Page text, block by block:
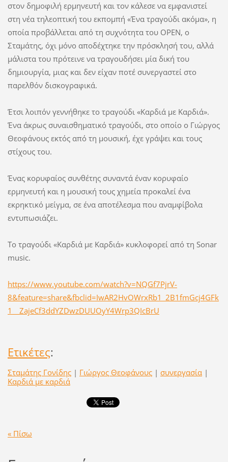
στον δημοφιλή ερμηνευτή και τον κάλεσε να εμφανιστεί
στη νέα τηλεοπτική του εκπομπή «Ένα τραγούδι ακόμα», η
οποία προβάλλεται από τη συχνότητα του OPEN, ο
Σταμάτης, όχι μόνο αποδέχτηκε την πρόσκλησή του, αλλά
μάλιστα του πρότεινε να τραγουδήσει μία δική του
δημιουργία, μιας και δεν είχαν ποτέ συνεργαστεί στο
παρελθόν δισκογραφικά.
Έτσι λοιπόν γεννήθηκε το τραγούδι «Καρδιά με Καρδιά».
Ένα άκρως συναισθηματικό τραγούδι, στο οποίο ο Γιώργος
Θεοφάνους εκτός από τη μουσική, έχε γράψει και τους
στίχους του.
Ένας κορυφαίος συνθέτης συναντά έναν κορυφαίο
ερμηνευτή και η μουσική τους χημεία προκαλεί ένα
εκρηκτικό μείγμα, σε ένα αποτέλεσμα που αναμφίβολα
εντυπωσιάζει.
Το τραγούδι «Καρδιά με Καρδιά» κυκλοφορεί από τη Sonar
music.
https://www.youtube.com/watch?v=NQGf7PjrV-
8&feature=share&fbclid=IwAR2HvOWrxRb1_2B1fmGcj4GFk
1__ZajeCf3ddYZDwzDUUOyY4Wrp3QIcBrU
Ετικέτες:
Σταμάτης Γονίδης | Γιώργος Θεοφάνους | συνεργασία |
Καρδιά με καρδιά
« Πίσω